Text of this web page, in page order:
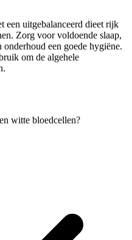
een uitgebalanceerd dieet rijk
Zorg voor voldoende slaap,
onderhoud een goede hygiëne.
om de algehele
witte bloedcellen?